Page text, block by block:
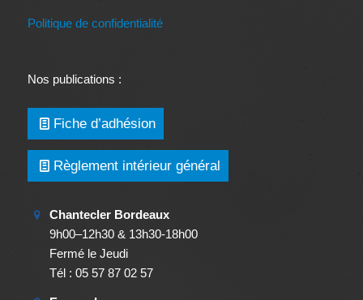
Politique de confidentialité
Nos publications :
Fiche d’adhésion
Règlement intérieur général
Chantecler Bordeaux
9h00–12h30 & 13h30-18h00
Fermé le Jeudi
Tél : 05 57 87 02 57